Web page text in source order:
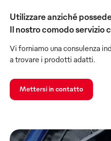
Utilizzare anziché
Il nostro comodo servizio
Vi forniamo una consulenza
a trovare i prodotti adatti.
Mettersi in contatto